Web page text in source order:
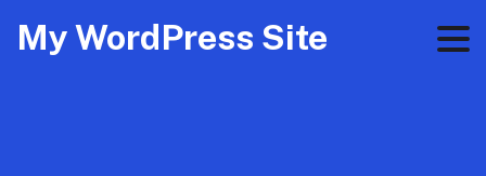
My WordPress Site